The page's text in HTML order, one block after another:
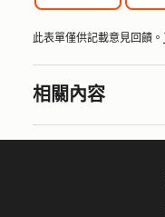
此表單僅供記載意見回饋。
相關內容